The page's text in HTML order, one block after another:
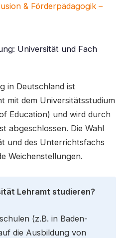
& Förderpädagogik –
Universität und Fach
in Deutschland ist
mit dem Universitätsstudium
Education) und wird durch
abgeschlossen. Die Wahl
und des Unterrichtsfachs
Weichenstellungen.
Lehramt studieren?
(z.B. in Baden-
die Ausbildung von